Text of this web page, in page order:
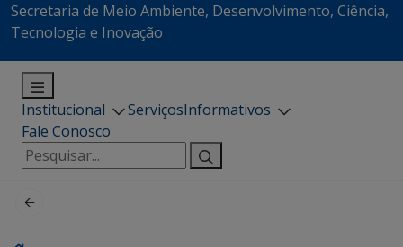
Secretaria de Meio Ambiente, Desenvolvimento, Ciência,
Tecnologia e Inovação
Institucional ServiçosInformativos
Fale Conosco
Pesquisar
por: